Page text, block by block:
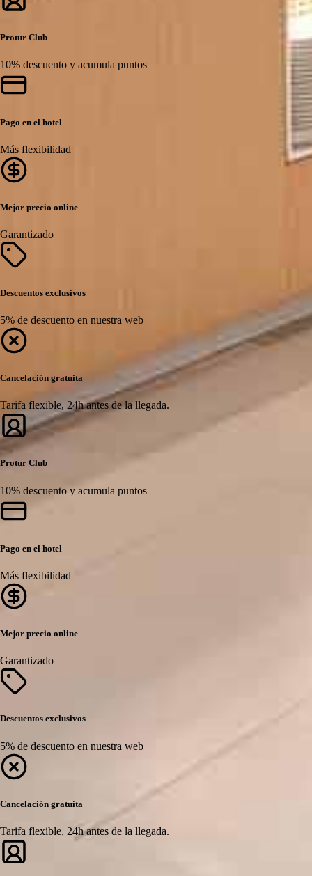
Protur Club
10% descuento y acumula puntos
Pago en el hotel
Más flexibilidad
Mejor precio online
Garantizado
Descuentos exclusivos
5% de descuento en nuestra web
Cancelación gratuita
Tarifa flexible, 24h antes de la llegada.
Protur Club
10% descuento y acumula puntos
Pago en el hotel
Más flexibilidad
Mejor precio online
Garantizado
Descuentos exclusivos
5% de descuento en nuestra web
Cancelación gratuita
Tarifa flexible, 24h antes de la llegada.